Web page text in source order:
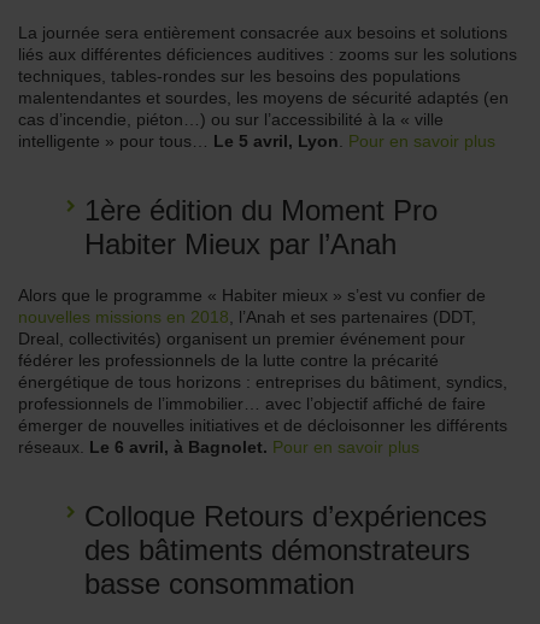
La journée sera entièrement consacrée aux besoins et solutions
liés aux différentes déficiences auditives : zooms sur les solutions
techniques, tables-rondes sur les besoins des populations
malentendantes et sourdes, les moyens de sécurité adaptés (en
cas d’incendie, piéton…) ou sur l’accessibilité à la « ville
intelligente » pour tous… Le 5 avril, Lyon Pour en savoir plus
1ère édition du Moment Pro
Habiter Mieux par l’Anah
Alors que le programme « Habiter mieux » s’est vu confier de
nouvelles missions en 2018 , l’Anah et ses partenaires (DDT,
Dreal, collectivités) organisent un premier événement pour
fédérer les professionnels de la lutte contre la précarité
énergétique de tous horizons : entreprises du bâtiment, syndics,
professionnels de l’immobilier… avec l’objectif affiché de faire
émerger de nouvelles initiatives et de décloisonner les différents
réseaux. Le 6 avril, à Bagnolet. Pour en savoir plus
Colloque Retours d’expériences
des bâtiments démonstrateurs
basse consommation